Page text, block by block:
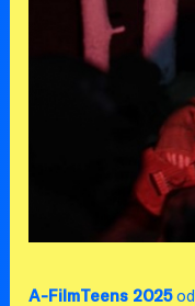
A-FilmTeens 2025